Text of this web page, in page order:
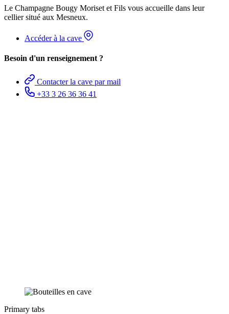
Le Champagne Bougy Moriset et Fils vous accueille dans leur
cellier situé aux Mesneux.
Accéder à la cave
Besoin d'un renseignement ?
Contacter la cave par mail
+33 3 26 36 36 41
Primary tabs